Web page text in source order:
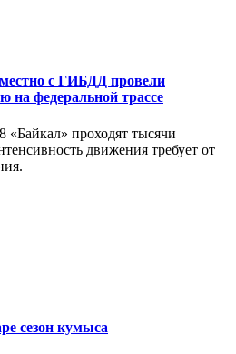
с ГИБДД провели
на федеральной трассе
«Байкал» проходят тысячи
движения требует от
сезон кумыса